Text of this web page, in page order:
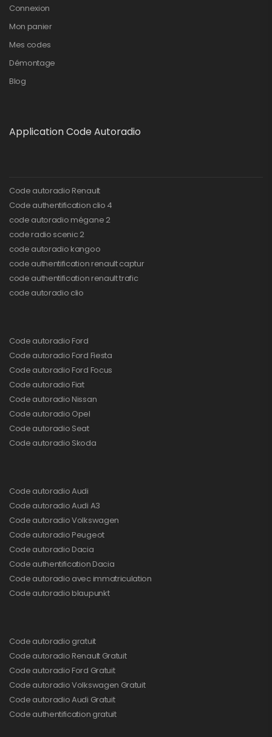
Connexion
Mon panier
Mes codes
Démontage
Blog
Application Code Autoradio
Code autoradio Renault
Code authentification clio 4
code autoradio mégane 2
code radio scenic 2
code autoradio kangoo
code authentification renault captur
code authentification renault trafic
code autoradio clio
Code autoradio Ford
Code autoradio Ford Fiesta
Code autoradio Ford Focus
Code autoradio Fiat
Code autoradio Nissan
Code autoradio Opel
Code autoradio Seat
Code autoradio Skoda
Code autoradio Audi
Code autoradio Audi A3
Code autoradio Volkswagen
Code autoradio Peugeot
Code autoradio Dacia
Code authentification Dacia
Code autoradio avec immatriculation
Code autoradio blaupunkt
Code autoradio gratuit
Code autoradio Renault Gratuit
Code autoradio Ford Gratuit
Code autoradio Volkswagen Gratuit
Code autoradio Audi Gratuit
Code authentification gratuit